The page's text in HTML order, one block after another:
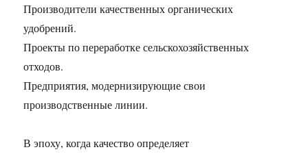
Производители качественных органических
удобрений.
Проекты по переработке сельскохозяйственных
отходов.
Предприятия, модернизирующие свои
производственные линии.
В эпоху, когда качество определяет